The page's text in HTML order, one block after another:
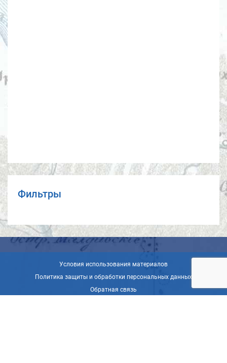
Фильтры
Условия использования материалов
Политика защиты и обработки персональных данных
Обратная связь